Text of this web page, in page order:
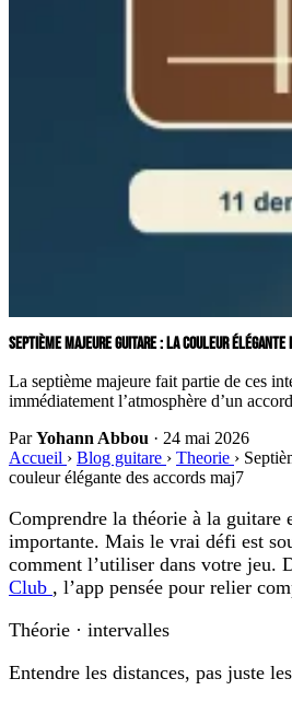
SEPTIÈME MAJEURE GUITARE : LA COULEUR ÉLÉGANTE
La septième majeure fait partie de ces
immédiatement l’atmosphère d’un
ParYohann Abbou · 24 mai 2026
Accueil › Blog guitare › Theorie ›
couleur élégante des accords maj7
Comprendre la théorie à la guitare
importante. Mais le vrai défi est
comment l’utiliser dans votre jeu.
Club , l’app pensée pour relier
Théorie · intervalles
Entendre les distances, pas juste